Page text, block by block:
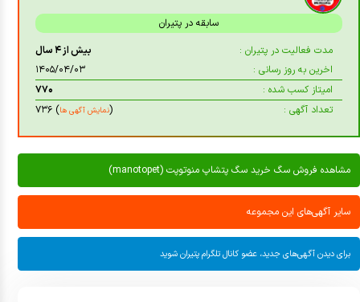
سابقه در پتیران
مدت فعالیت در پتیران :
بیش از ۴ سال
اخرین به روز رسانی :
۱۴۰۵/۰۴/۰۳
امیتاز کسب شده :
۷۷۰
تعداد آگهی :
(نمایش آگهی ها) ۷۳۶
مشاهده فروش سگ خرید سگ پتشاپ منوتوپت (manotopet)
سایر آگهی‌های این مجموعه
برای دیدن آگهی‌های جدید، عضو کانال تلگرام پتیران شوید